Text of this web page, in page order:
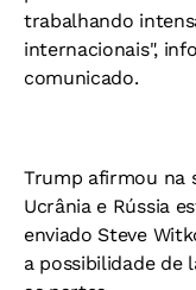
trabalhando
internacionais",
comunicado.
Trump afirmou na
Ucrânia e Rússia
enviado Steve
a possibilidade de